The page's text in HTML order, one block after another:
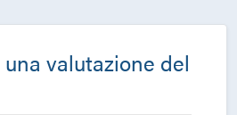
valutazione del